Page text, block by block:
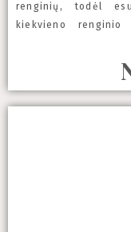
renginių, todėl
kiekvieno renginio